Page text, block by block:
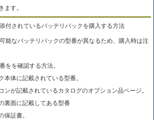
ます。
付されているバッテリパックを購入する方法
能なバッテリパックの型番が異なるため、購入時は注
をを確認する方法。
本体に記載されている型番。
ンが記載されているカタログのオプション品ページ。
裏面に記載してある型番
保証書。